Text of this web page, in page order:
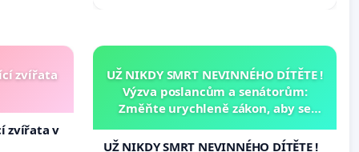
zvířata
zvířata v
UŽ NIKDY SMRT NEVINNÉHO DÍTĚTE !
Výzva poslancům a senátorům:
Změňte urychleně zákon, aby se
opakovat!
UŽ NIKDY SMRT NEVINNÉHO DÍTĚTE !